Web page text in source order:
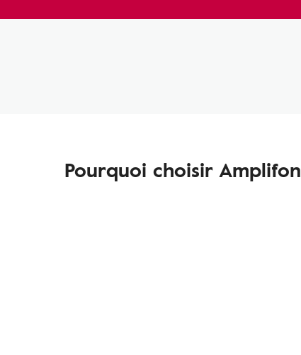
Pourquoi choisir Amplifon